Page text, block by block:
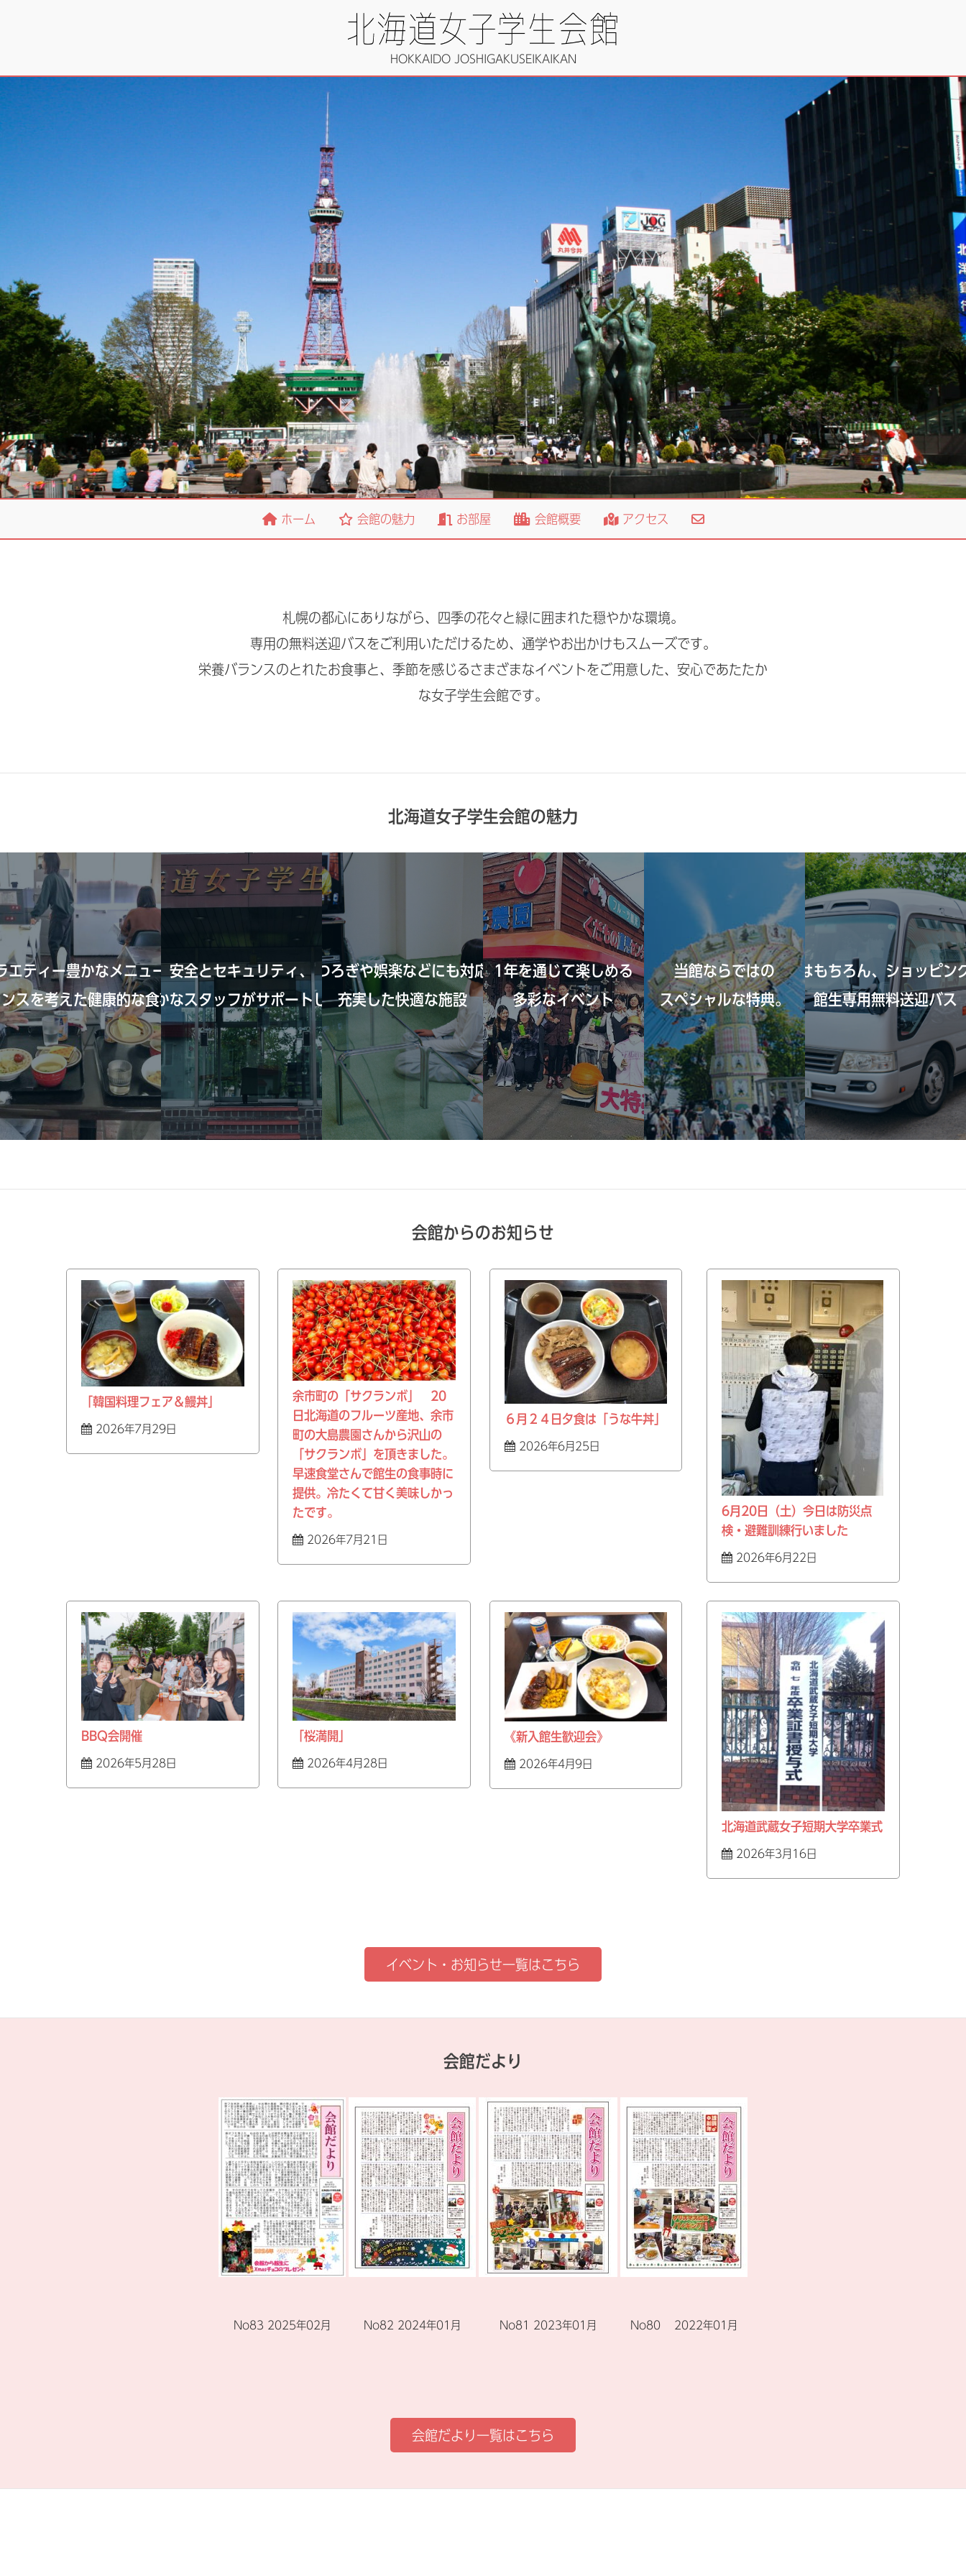
HOKKAIDO JOSHIGAKUSEIKAIKAN
ホーム 会館の魅力 お部屋 会館概要 アクセス
札幌の都心にありながら、四季の花々と緑に囲まれた穏やかな環境。
専用の無料送迎バスをご利用いただけるため、通学やお出かけもスムーズです。
栄養バランスのとれたお食事と、季節を感じるさまざまなイベントをご用意した、安心であたたか
な女子学生会館です。
北海道女子学生会館の魅力
エティー豊かなメニュー、
スを考えた健康的な食事。
安全とセキュリティ、
経験豊かなスタッフがサポートします。
くつろぎや娯楽などにも対応、
充実した快適な施設
1年を通じて楽しめる
多彩なイベント
当館ならではの
スペシャルな特典。
通学はもちろん、ショッピン
館生専用無料送迎バス
会館からのお知らせ
「韓国料理フェア＆鰻丼」
2026年7月29日
余市町の「サクランボ」 20
日北海道のフルーツ産地、余市
町の大島農園さんから沢山の
「サクランボ」を頂きました。
早速食堂さんで館生の食事時に
提供。冷たくて甘く美味しかっ
たです。
2026年7月21日
６月２４日夕食は「うな牛丼」
2026年6月25日
6月20日（土）今日は防災点
検・避難訓練行いました
2026年6月22日
BBQ会開催
2026年5月28日
「桜満開」
2026年4月28日
《新入館生歓迎会》
2026年4月9日
北海道武蔵女子短期大学卒業式
2026年3月16日
イベント・お知らせ一覧はこちら
会館だより
No83 2025年02月 No82 2024年01月 No81 2023年01月 No80 2022年01月
会館だより一覧はこちら